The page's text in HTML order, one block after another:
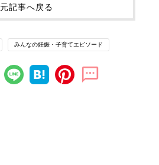
元記事へ戻る
みんなの妊娠・子育てエピソード